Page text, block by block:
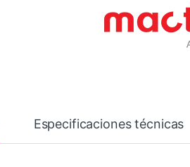
Especificaciones técnicas